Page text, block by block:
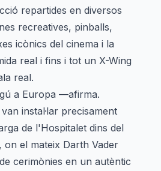
repartides en diversos
recreatives, pinballs,
icònics del cinema i la
real i fins i tot un X-Wing
real.
a Europa —afirma.
instal·lar precisament
de l'Hospitalet dins del
on el mateix Darth Vader
cerimònies en un autèntic